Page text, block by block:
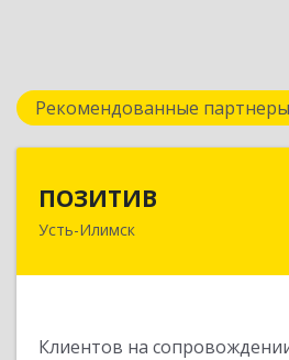
Рекомендованные партнеры
ПОЗИТИВ
Усть-Илимск
Клиентов на
666679, Иркутская обл,